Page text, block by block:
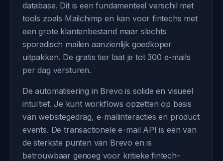
database. Dit is een fundamenteel verschil met
tools zoals Mailchimp en kan voor fintechs met
een grote klantenbestand maar slechts
sporadisch mailen aanzienlijk goedkoper
uitpakken. De gratis tier laat je tot 300 e-mails
per dag versturen.
De automatisering in Brevo is solide en visueel
intuïtief. Je kunt workflows opzetten op basis
van websitegedrag, e-mailinteracties en product
events. De transactionele e-mail API is een van
de sterkste punten van Brevo en is
betrouwbaar genoeg voor kritieke fintech-